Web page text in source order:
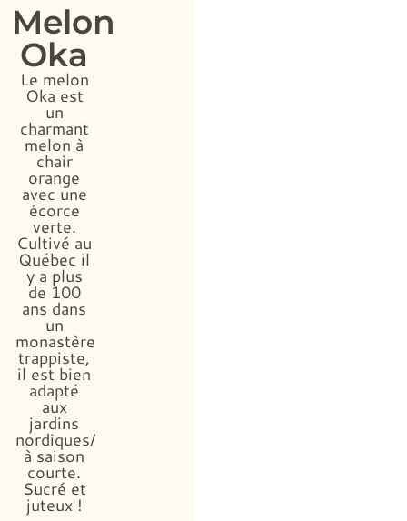
Melon
Oka
Le melon
Oka est
un
charmant
melon à
chair
orange
avec une
écorce
verte.
Cultivé au
Québec il
y a plus
de 100
ans dans
un
monastère
trappiste,
il est bien
adapté
aux
jardins
nordiques/
à saison
courte.
Sucré et
juteux !